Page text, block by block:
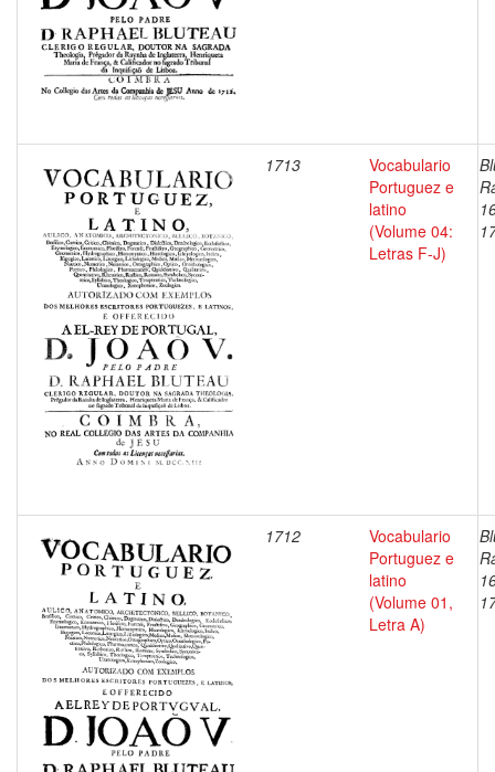
1713
Vocabulario
Portuguez e
latino
(Volume 04:
Letras F-J)
1712
Vocabulario
Portuguez e
latino
(Volume 01,
Letra A)